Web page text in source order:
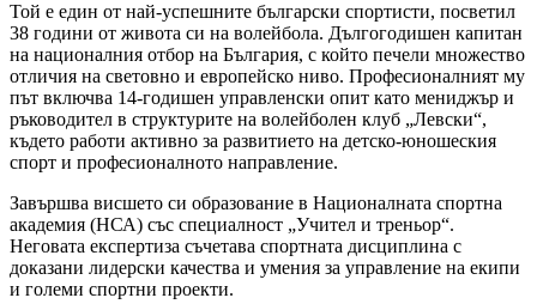
Той е един от най-успешните български спортисти, посветил
38 години от живота си на волейбола. Дългогодишен капитан
на националния отбор на България, с който печели множество
отличия на световно и европейско ниво. Професионалният му
път включва 14-годишен управленски опит като мениджър и
ръководител в структурите на волейболен клуб „Левски“,
където работи активно за развитието на детско-юношеския
спорт и професионалното направление.
Завършва висшето си образование в Националната спортна
академия (НСА) със специалност „Учител и треньор“.
Неговата експертиза съчетава спортната дисциплина с
доказани лидерски качества и умения за управление на екипи
и големи спортни проекти.